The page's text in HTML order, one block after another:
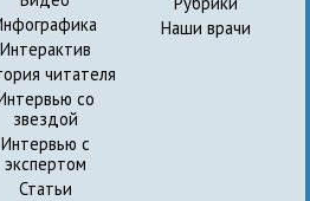
Интерактив
читателя
со
звездой
Интервью с
экспертом
Статьи
Наши врачи